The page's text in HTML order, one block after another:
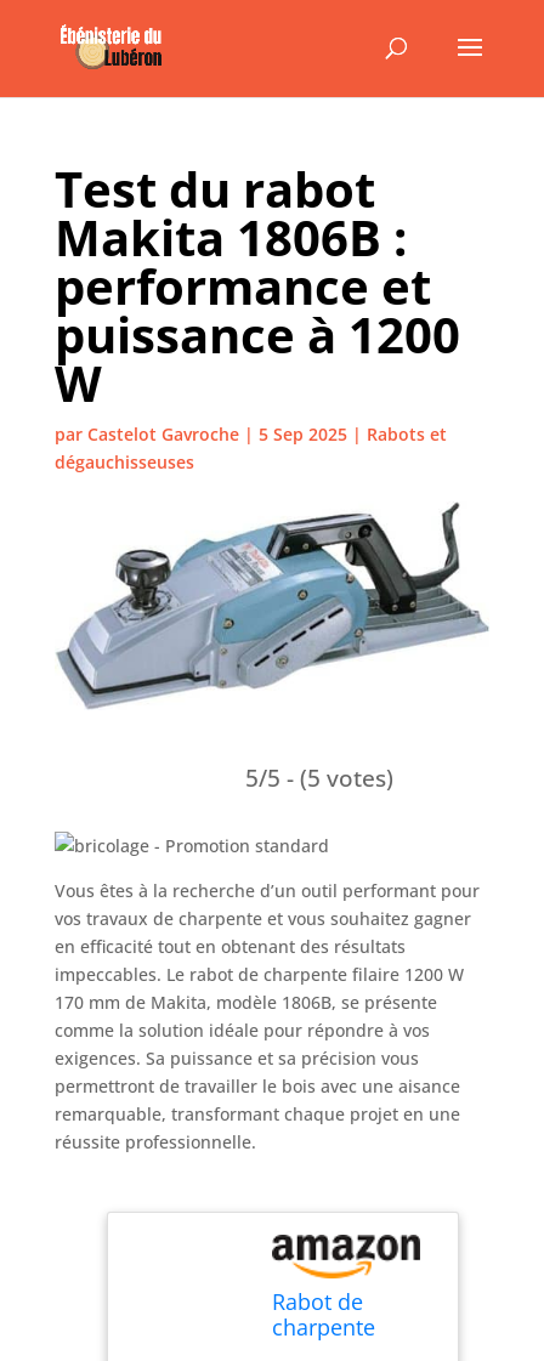
Test du rabot
Makita 1806B :
performance et
puissance à 1200
W
par Castelot Gavroche| 5 Sep 2025| Rabots et
dégauchisseuses
5/5 - (5 votes)
Vous êtes à la recherche d’un outil performant pour
vos travaux de charpente et vous souhaitez gagner
en efficacité tout en obtenant des résultats
impeccables. Le rabot de charpente filaire 1200 W
170 mm de Makita, modèle 1806B, se présente
comme la solution idéale pour répondre à vos
exigences. Sa puissance et sa précision vous
permettront de travailler le bois avec une aisance
remarquable, transformant chaque projet en une
réussite professionnelle.
Rabot de
charpente